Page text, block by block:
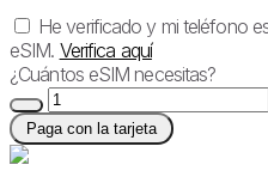
He verificado y mi teléfono
eSIM. Verifica aquí
¿Cuántos eSIM necesitas?
Paga con la tarjeta